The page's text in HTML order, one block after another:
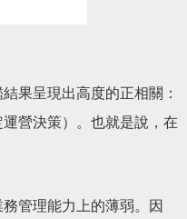
果呈現出高度的正相關：
營決策）。也就是說，在
管理能力上的薄弱。因